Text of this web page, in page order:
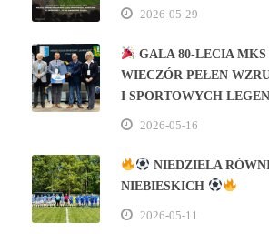
2026-05-29
GALA 80‑LECIA
WIECZÓR PEŁEN
I SPORTOWYCH
2026-05-16
NIEDZIELA
NIEBIESKICH
2026-05-11